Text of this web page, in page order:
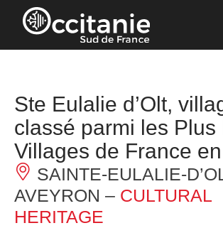
Cookies management panel
Ste Eulalie d’Olt,
classé parmi les Plus
Villages de France
SAINTE-EULALIE-
AVEYRON – CULTURAL
HERITAGE